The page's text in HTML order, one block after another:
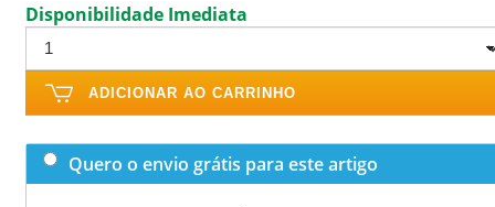
Disponibilidade Imediata
ADICIONAR AO CARRINHO
Quero o envio grátis para este artigo